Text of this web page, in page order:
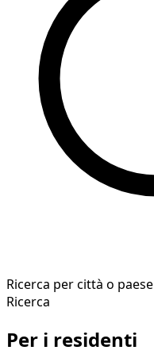
Ricerca per città o paese
Ricerca
Per i residenti